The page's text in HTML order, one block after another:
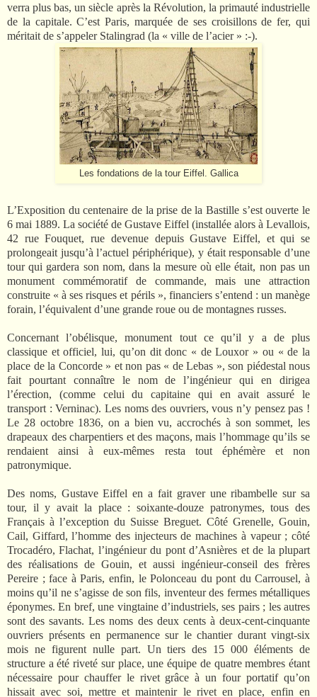
verra plus bas, un siècle après la Révolution, la primauté industrielle
de la capitale. C’est Paris, marquée de ses croisillons de fer, qui
méritait de s’appeler Stalingrad (la « ville de l’acier » :-).
Les fondations de la tour Eiffel. Gallica
L’Exposition du centenaire de la prise de la Bastille s’est ouverte le
6 mai 1889. La société de Gustave Eiffel (installée alors à Levallois,
42 rue Fouquet, rue devenue depuis Gustave Eiffel, et qui se
prolongeait jusqu’à l’actuel périphérique), y était responsable d’une
tour qui gardera son nom, dans la mesure où elle était, non pas un
monument commémoratif de commande, mais une attraction
construite « à ses risques et périls », financiers s’entend : un manège
forain, l’équivalent d’une grande roue ou de montagnes russes.
Concernant l’obélisque, monument tout ce qu’il y a de plus
classique et officiel, lui, qu’on dit donc « de Louxor » ou « de la
place de la Concorde » et non pas « de Lebas », son piédestal nous
fait pourtant connaître le nom de l’ingénieur qui en dirigea
l’érection, (comme celui du capitaine qui en avait assuré le
transport : Verninac). Les noms des ouvriers, vous n’y pensez pas !
Le 28 octobre 1836, on a bien vu, accrochés à son sommet, les
drapeaux des charpentiers et des maçons, mais l’hommage qu’ils se
rendaient ainsi à eux-mêmes resta tout éphémère et non
patronymique.
Des noms, Gustave Eiffel en a fait graver une ribambelle sur sa
tour, il y avait la place : soixante-douze patronymes, tous des
Français à l’exception du Suisse Breguet. Côté Grenelle, Gouin,
Cail, Giffard, l’homme des injecteurs de machines à vapeur ; côté
Trocadéro, Flachat, l’ingénieur du pont d’Asnières et de la plupart
des réalisations de Gouin, et aussi ingénieur-conseil des frères
Pereire ; face à Paris, enfin, le Polonceau du pont du Carrousel, à
moins qu’il ne s’agisse de son fils, inventeur des fermes métalliques
éponymes. En bref, une vingtaine d’industriels, ses pairs ; les autres
sont des savants. Les noms des deux cents à deux-cent-cinquante
ouvriers présents en permanence sur le chantier durant vingt-six
mois ne figurent nulle part. Un tiers des 15 000 éléments de
structure a été riveté sur place, une équipe de quatre membres étant
nécessaire pour chauffer le rivet grâce à un four portatif qu’on
hissait avec soi, mettre et maintenir le rivet en place, enfin en